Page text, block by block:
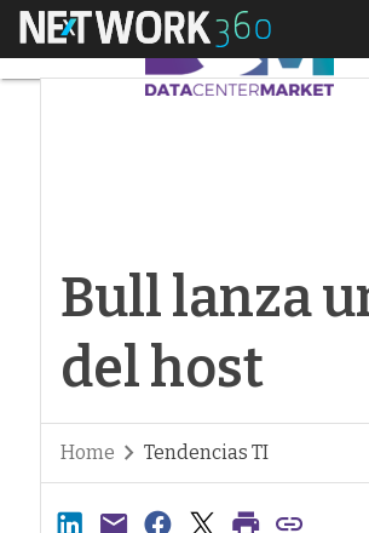
Menú
Bull lanza
del host
Home Tendencias TI